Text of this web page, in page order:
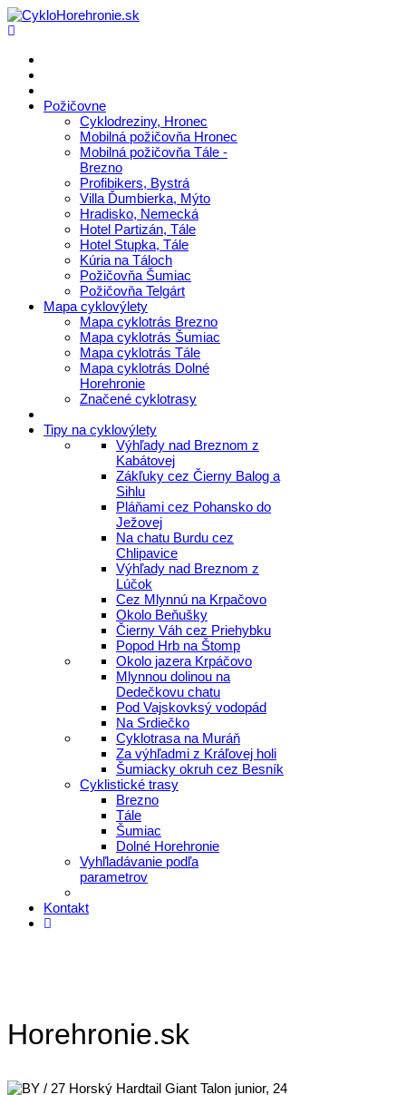
Požičovne
Cyklodreziny, Hronec
Mobilná požičovňa Hronec
Mobilná požičovňa Tále -
Brezno
Profibikers, Bystrá
Villa Ďumbierka, Mýto
Hradisko, Nemecká
Hotel Partizán, Tále
Hotel Stupka, Tále
Kúria na Táloch
Požičovňa Šumiac
Požičovňa Telgárt
Mapa cyklovýlety
Mapa cyklotrás Brezno
Mapa cyklotrás Šumiac
Mapa cyklotrás Tále
Mapa cyklotrás Dolné
Horehronie
Značené cyklotrasy
Tipy na cyklovýlety
Výhľady nad Breznom z
Kabátovej
Zákľuky cez Čierny Balog a
Sihlu
Pláňami cez Pohansko do
Ježovej
Na chatu Burdu cez
Chlipavice
Výhľady nad Breznom z
Lúčok
Cez Mlynnú na Krpačovo
Okolo Beňušky
Čierny Váh cez Priehybku
Popod Hrb na Štomp
Okolo jazera Krpáčovo
Mlynnou dolinou na
Dedečkovu chatu
Pod Vajskovksý vodopád
Na Srdiečko
Cyklotrasa na Muráň
Za výhľadmi z Kráľovej holi
Šumiacky okruh cez Besník
Cyklistické trasy
Brezno
Tále
Šumiac
Dolné Horehronie
Vyhľladávanie podľa
parametrov
Kontakt
Horehronie.sk